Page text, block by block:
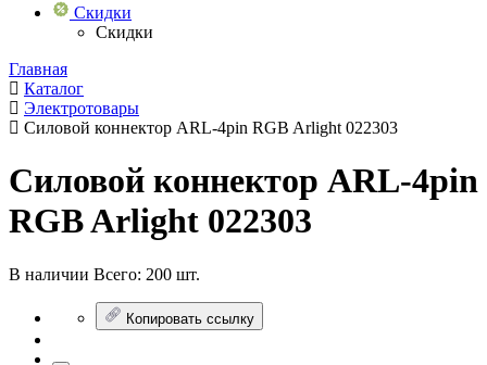
Скидки
Скидки
Главная
Каталог
Электротовары
Силовой коннектор ARL-4pin RGB Arlight 022303
Силовой коннектор ARL-4pin
RGB Arlight 022303
В наличии Всего: 200 шт.
Копировать ссылку